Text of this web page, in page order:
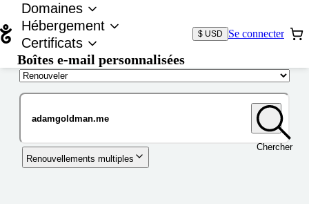
Domaines
Hébergement
Certificats
Boîtes e-mail personnalisées
$ USD Se connecter
Chercher
Renouvellements multiples